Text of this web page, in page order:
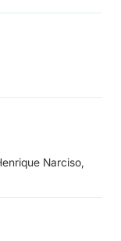
Narciso,